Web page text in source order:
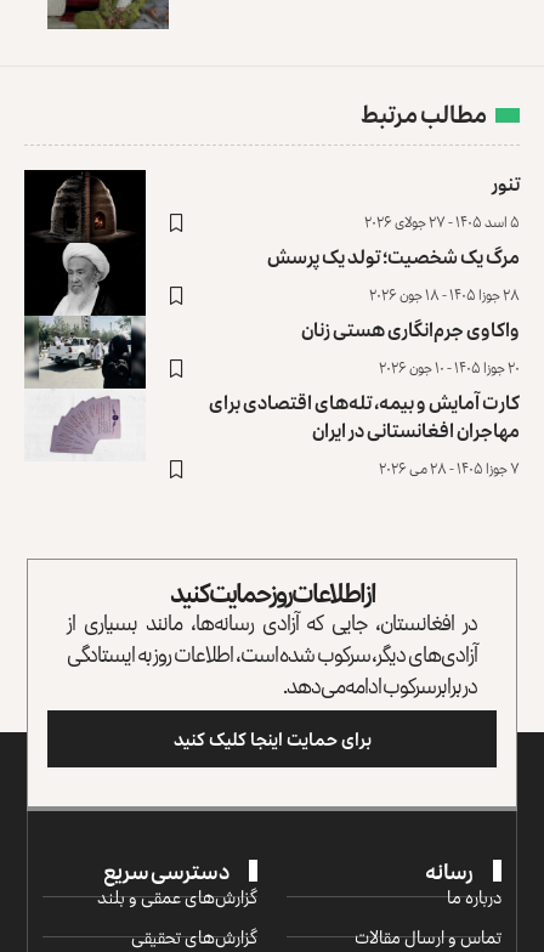
مطالب مرتبط
تنور
۵ اسد ۱۴۰۵ - ۲۷ جولای ۲۰۲۶
مرگ یک شخصیت؛ تولد یک پرسش
۲۸ جوزا ۱۴۰۵ - ۱۸ جون ۲۰۲۶
واکاوی جرم‌انگاری هستی زنان
۲۰ جوزا ۱۴۰۵ - ۱۰ جون ۲۰۲۶
کارت آمایش و بیمه، تله‌های اقتصادی برای
مهاجران افغانستانی در ایران
۷ جوزا ۱۴۰۵ - ۲۸ می ۲۰۲۶
از اطلاعات روز حمایت کنید
در افغانستان، جایی که آزادی رسانه‌ها، مانند بسیاری از
آزادی‌های دیگر، سرکوب شده است، اطلاعات روز به ایستادگی
در برابر سرکوب ادامه می‌دهد.
برای حمایت اینجا کلیک کنید
رسانه
درباره ما
تماس و ارسال مقالات
دسترسی سریع
گزارش‌‌های عمقی و بلند
گزارش‌های تحقیقی